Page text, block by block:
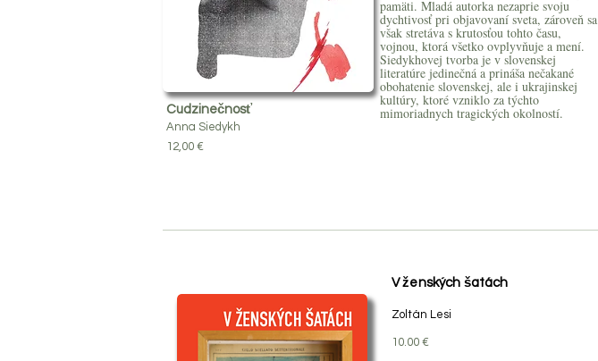
Cudzinečnosť
Anna Siedykh
12,00 €
pamäti. Mladá autorka nezaprie svoju
dychtivosť pri objavovaní sveta, zároveň sa
však stretáva s krutosťou tohto času,
vojnou, ktorá všetko ovplyvňuje a mení.
Siedykhovej tvorba je v slovenskej
literatúre jedinečná a prináša nečakané
obohatenie slovenskej, ale i ukrajinskej
kultúry, ktoré vzniklo za týchto
mimoriadnych tragických okolností.
V ženských šatách
Zoltán Lesi
10.00 €